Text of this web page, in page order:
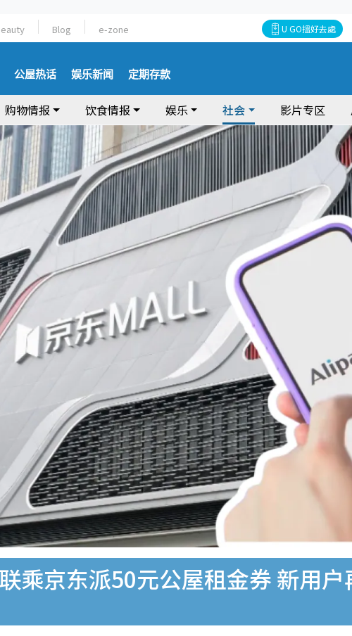
Blog e-zone U GO搵好去處
公屋热话 娱乐新闻 定期存款
购物情报 饮食情报 娱乐 社会 影片专区
乘京东派50元公屋租金券 新用